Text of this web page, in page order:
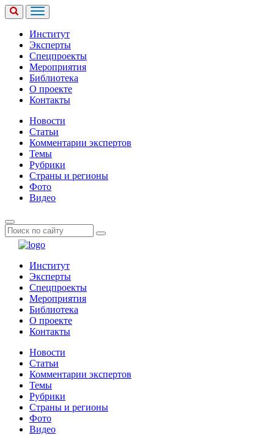
Институт
Эксперты
Спецпроекты
Мероприятия
Библиотека
О проекте
Контакты
Новости
Статьи
Комментарии экспертов
Темы
Рубрики
Страны и регионы
Фото
Видео
Институт
Эксперты
Спецпроекты
Мероприятия
Библиотека
О проекте
Контакты
Новости
Статьи
Комментарии экспертов
Темы
Рубрики
Страны и регионы
Фото
Видео